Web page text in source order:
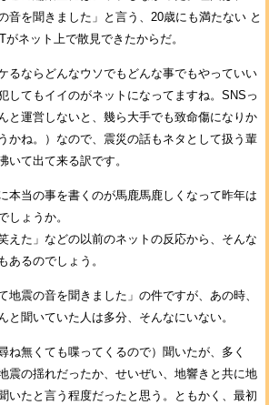
音を聞きました」と言う、20歳にも満たない と
ネット上で散見できたからだ。
るならどんなウソでもどんな事でもやっていい
してもイイのがネットになってますね。SNSっ
と運営しないと、幾ら大手でも致命傷になりか
かね。）なので、震災の話もネタとして扱う輩
いて出て来る訳です。
本当の事を書くのが馬鹿馬鹿しくなって昨年は
しょうか。
えた」などの以前のネットの反応から、そんな
あるのでしょう。
地震の音を聞きました」の件ですが、あの時、
と聞いていた人は多分、そんなにいない。
ね無くても喋ってくるので）聞いたが、多く
震の揺れだったか、せいぜい、地響きと共に地
いたと言う程度だったと思う。ともかく、最初